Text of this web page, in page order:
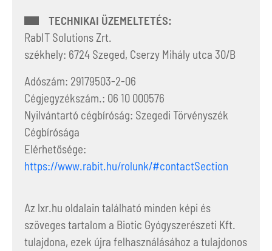
TECHNIKAI ÜZEMELTETÉS:
RabIT Solutions Zrt.
székhely: 6724 Szeged, Cserzy Mihály utca 30/B
Adószám: 29179503-2-06
Cégjegyzékszám.: 06 10 000576
Nyilvántartó cégbíróság: Szegedi Törvényszék
Cégbírósága
Elérhetősége:
https://www.rabit.hu/rolunk/#contactSection
Az lxr.hu oldalain található minden képi és
szöveges tartalom a Biotic Gyógyszerészeti Kft.
tulajdona, ezek újra felhasználásához a tulajdonos